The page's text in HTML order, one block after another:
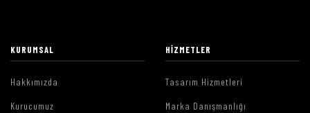
KURUMSAL
Hakkımızda
Kurucumuz
HIZMETLER
Tasarım Hizmetleri
Marka Danışmanlığı